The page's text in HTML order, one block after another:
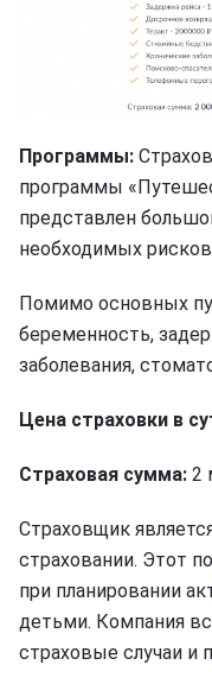
Программы:
программы
представлен
необходимых
Помимо основных
беременность,
заболевания,
Цена страховки в
Страховая сумма: 2
Страховщик
страховании. Этот
при планировании
детьми. Компания
страховые случаи и